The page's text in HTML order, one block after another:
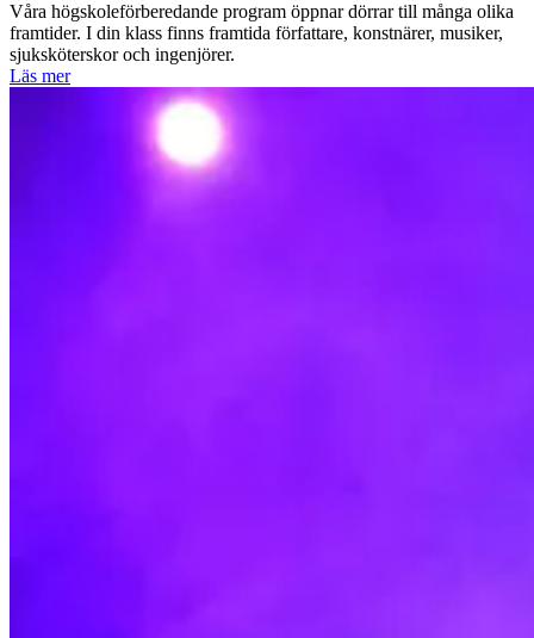
Våra högskoleförberedande program öppnar dörrar till många olika
framtider. I din klass finns framtida författare, konstnärer, musiker,
sjuksköterskor och ingenjörer.
Läs mer